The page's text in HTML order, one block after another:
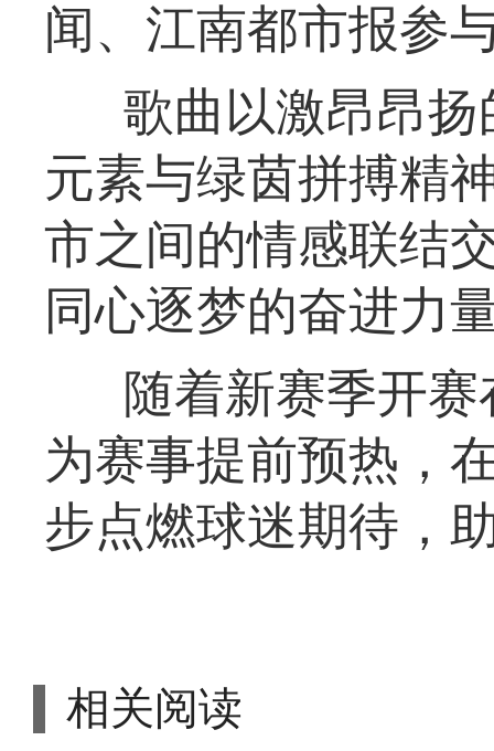
闻、江南都市报参
歌曲以激昂昂
元素与绿茵拼搏精
市之间的情感联结
同心逐梦的奋进力
随着新赛季开
为赛事提前预热，
步点燃球迷期待，
相关阅读